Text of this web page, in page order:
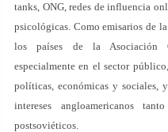
tanks, ONG, redes de influencia
psicológicas. Como emisarios de
los países de la Asociación
especialmente en el sector
políticas, económicas y sociales,
intereses angloamericanos
postsoviéticos.